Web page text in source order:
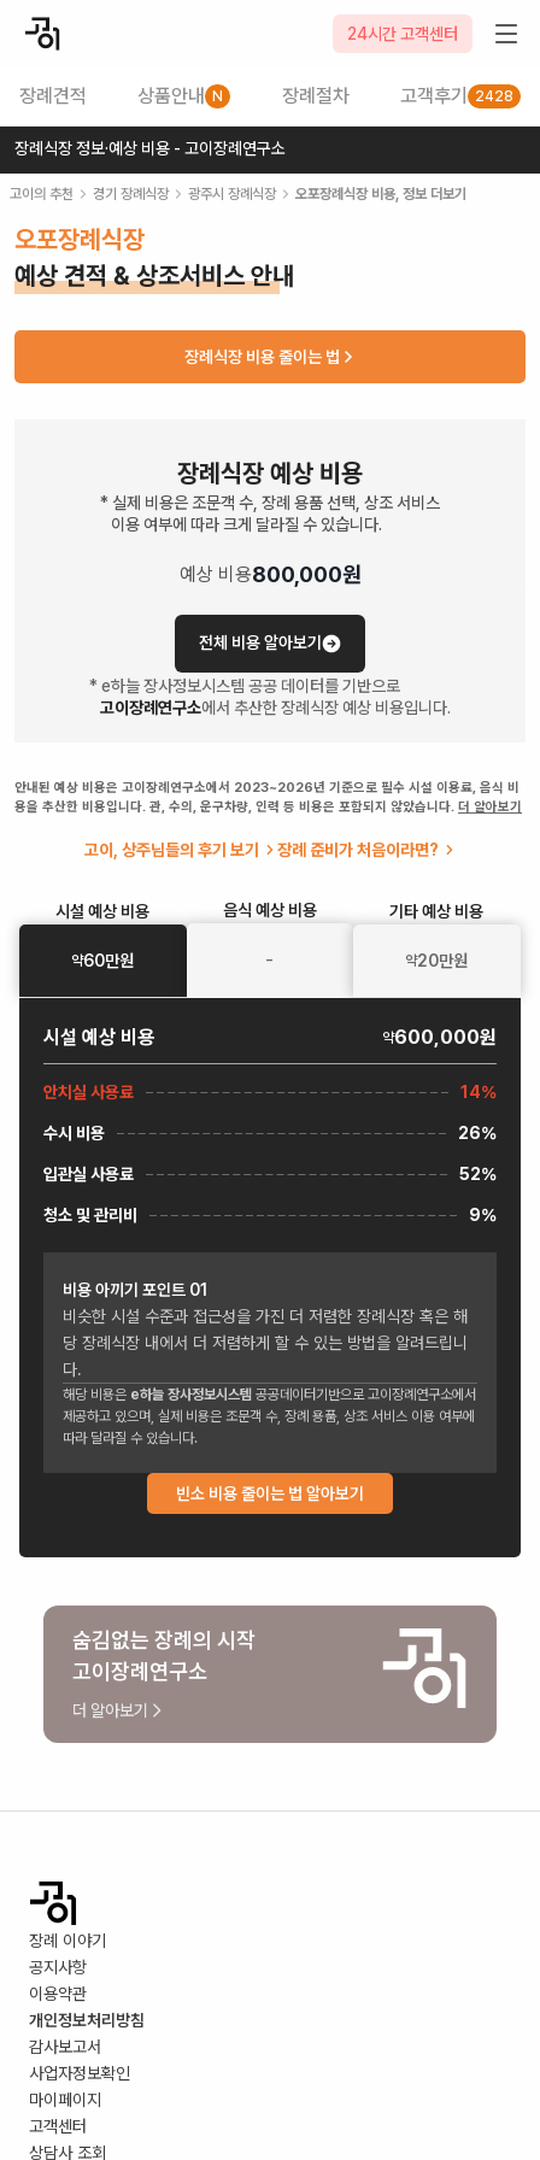
24시간 고객센터
장례견적 상품안내 N 장례절차 고객후기 2428
장례식장 정보·예상 비용 - 고이장례연구소
고이의 추천 경기 장례식장 광주시 장례식장 오포장례식장비용, 정보 더보기
오포장례식장
예상 견적 & 상조서비스 안내
장례식장 비용 줄이는 법
장례식장 예상 비용
* 실제 비용은 조문객 수, 장례 용품 선택, 상조 서비스
이용 여부에 따라 크게 달라질 수 있습니다.
예상 비용800,000원
전체 비용 알아보기
* e하늘 장사정보시스템 공공 데이터를 기반으로
고이장례연구소에서 추산한 장례식장 예상 비용입니다.
안내된 예상 비용은 고이장례연구소에서 2023~2026년 기준으로 필수 시설 이용료, 음식 비
용을 추산한 비용입니다. 관, 수의, 운구차량, 인력 등 비용은 포함되지 않았습니다. 더 알아보기
고이, 상주님들의 후기 보기 장례 준비가 처음이라면?
시설 예상 비용
약60만원
음식 예상 비용
-
기타예상 비용
약20만원
시설 예상 비용 약600,000원
안치실 사용료 14%
수시 비용 26%
입관실 사용료 52%
청소 및 관리비 9%
비용 아끼기 포인트 01
비슷한 시설 수준과 접근성을 가진 더 저렴한 장례식장 혹은 해
당 장례식장 내에서 더 저렴하게 할 수 있는 방법을 알려드립니
다.
해당 비용은 e하늘 장사정보시스템 공공데이터기반으로 고이장례연구소에서
제공하고 있으며, 실제 비용은 조문객 수, 장례 용품, 상조 서비스 이용 여부에
따라 달라질 수 있습니다.
빈소 비용 줄이는 법 알아보기
숨김없는 장례의 시작
고이장례연구소
더 알아보기
장례 이야기
공지사항
이용약관
개인정보처리방침
감사보고서
사업자정보확인
마이페이지
고객센터
상담사 조회